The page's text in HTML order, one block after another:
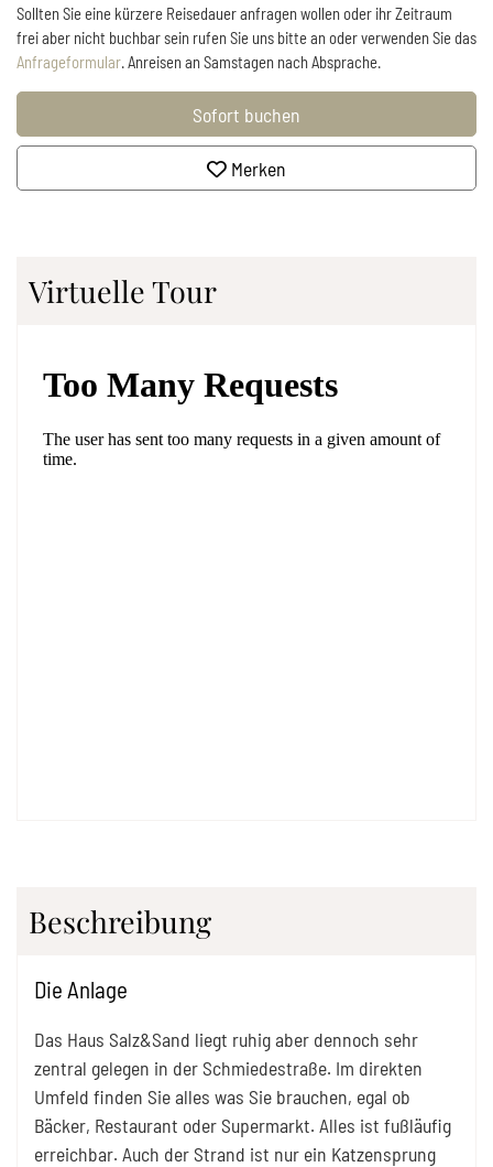
Sollten Sie eine kürzere Reisedauer anfragen wollen oder ihr Zeitraum
frei aber nicht buchbar sein rufen Sie uns bitte an oder verwenden Sie das
Anfrageformular . Anreisen an Samstagen nach Absprache.
Sofort buchen
Merken
Virtuelle Tour
Beschreibung
Die Anlage
Das Haus Salz&Sand liegt ruhig aber dennoch sehr
zentral gelegen in der Schmiedestraße. Im direkten
Umfeld finden Sie alles was Sie brauchen, egal ob
Bäcker, Restaurant oder Supermarkt. Alles ist fußläufig
erreichbar. Auch der Strand ist nur ein Katzensprung